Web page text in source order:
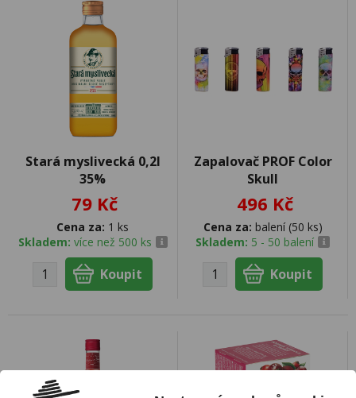
Stará myslivecká 0,2l
35%
79 Kč
Cena za: 1 ks
Skladem: více než 500 ks
Zapalovač PROF Color
Skull
496 Kč
Cena za: balení (50 ks)
Skladem: 5 - 50 balení